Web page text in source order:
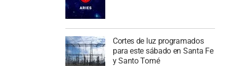
Cortes de luz programados
para este sábado en Santa Fe
y Santo Tomé